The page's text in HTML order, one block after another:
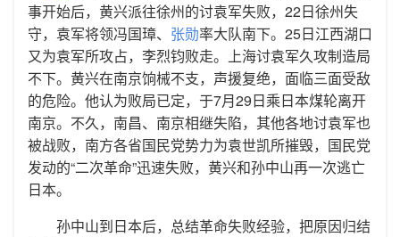
事开始后，黄兴派往徐州的讨袁军失败，22日徐州失
守，袁军将领冯国璋、 张勋率大队南下。25日江西湖口
又为袁军所攻占，李烈钧败走。上海讨袁军久攻制造局
不下。黄兴在南京饷械不支，声援复绝，面临三面受敌
的危险。他认为败局已定，于7月29日乘日本煤轮离开
南京。不久，南昌、南京相继失陷，其他各地讨袁军也
被战败，南方各省国民党势力为袁世凯所摧毁，国民党
发动的“二次革命”迅速失败，黄兴和孙中山再一次逃亡
日本。
孙中山到日本后，总结革命失败经验，把原因归结